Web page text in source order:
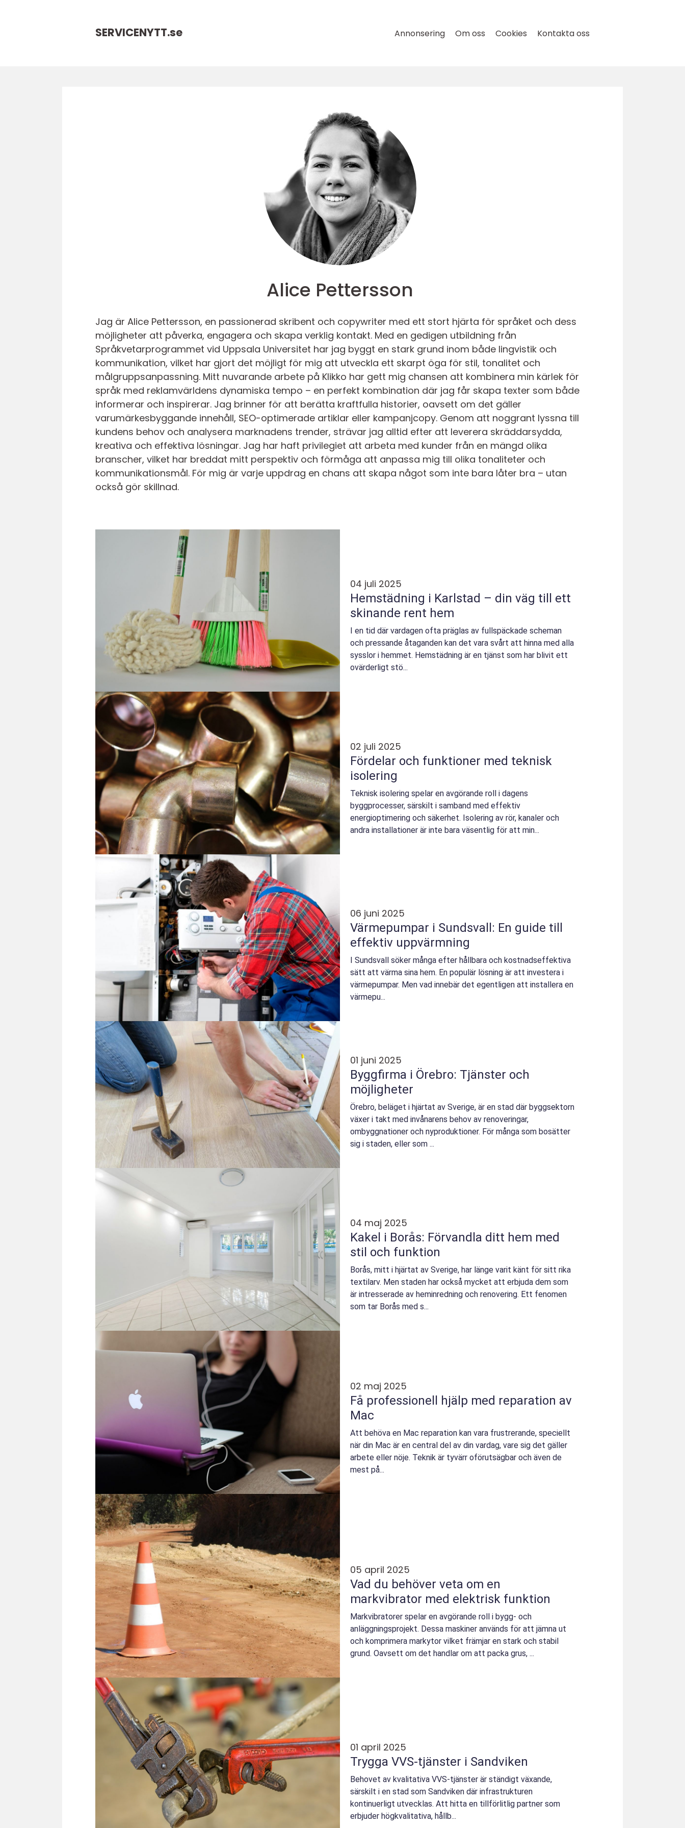
SERVICENYTT.se Annonsering Om oss Cookies Kontakta oss
Alice Pettersson
Jag är Alice Pettersson, en passionerad skribent och copywriter med ett stort hjärta för språket och dess
möjligheter att påverka, engagera och skapa verklig kontakt. Med en gedigen utbildning från
Språkvetarprogrammet vid Uppsala Universitet har jag byggt en stark grund inom både lingvistik och
kommunikation, vilket har gjort det möjligt för mig att utveckla ett skarpt öga för stil, tonalitet och
målgruppsanpassning. Mitt nuvarande arbete på Klikko har gett mig chansen att kombinera min kärlek för
språk med reklamvärldens dynamiska tempo – en perfekt kombination där jag får skapa texter som både
informerar och inspirerar. Jag brinner för att berätta kraftfulla historier, oavsett om det gäller
varumärkesbyggande innehåll, SEO-optimerade artiklar eller kampanjcopy. Genom att noggrant lyssna till
kundens behov och analysera marknadens trender, strävar jag alltid efter att leverera skräddarsydda,
kreativa och effektiva lösningar. Jag har haft privilegiet att arbeta med kunder från en mängd olika
branscher, vilket har breddat mitt perspektiv och förmåga att anpassa mig till olika tonaliteter och
kommunikationsmål. För mig är varje uppdrag en chans att skapa något som inte bara låter bra – utan
också gör skillnad.
04 juli 2025
Hemstädning i Karlstad – din väg till ett
skinande rent hem
I en tid där vardagen ofta präglas av fullspäckade scheman
och pressande åtaganden kan det vara svårt att hinna med alla
sysslor i hemmet. Hemstädning är en tjänst som har blivit ett
ovärderligt stö...
02 juli 2025
Fördelar och funktioner med teknisk
isolering
Teknisk isolering spelar en avgörande roll i dagens
byggprocesser, särskilt i samband med effektiv
energioptimering och säkerhet. Isolering av rör, kanaler och
andra installationer är inte bara väsentlig för att min...
06 juni 2025
Värmepumpar i Sundsvall: En guide till
effektiv uppvärmning
I Sundsvall söker många efter hållbara och kostnadseffektiva
sätt att värma sina hem. En populär lösning är att investera i
värmepumpar. Men vad innebär det egentligen att installera en
värmepu...
01 juni 2025
Byggfirma i Örebro: Tjänster och
möjligheter
Örebro, beläget i hjärtat av Sverige, är en stad där byggsektorn
växer i takt med invånarens behov av renoveringar,
ombyggnationer och nyproduktioner. För många som bosätter
sig i staden, eller som ...
04 maj 2025
Kakel i Borås: Förvandla ditt hem med
stil och funktion
Borås, mitt i hjärtat av Sverige, har länge varit känt för sitt rika
textilarv. Men staden har också mycket att erbjuda dem som
är intresserade av heminredning och renovering. Ett fenomen
som tar Borås med s...
02 maj 2025
Få professionell hjälp med reparation av
Mac
Att behöva en Mac reparation kan vara frustrerande, speciellt
när din Mac är en central del av din vardag, vare sig det gäller
arbete eller nöje. Teknik är tyvärr oförutsägbar och även de
mest på...
05 april 2025
Vad du behöver veta om en
markvibrator med elektrisk funktion
Markvibratorer spelar en avgörande roll i bygg- och
anläggningsprojekt. Dessa maskiner används för att jämna ut
och komprimera markytor vilket främjar en stark och stabil
grund. Oavsett om det handlar om att packa grus, ...
01 april 2025
Trygga VVS-tjänster i Sandviken
Behovet av kvalitativa VVS-tjänster är ständigt växande,
särskilt i en stad som Sandviken där infrastrukturen
kontinuerligt utvecklas. Att hitta en tillförlitlig partner som
erbjuder högkvalitativa, hållb...